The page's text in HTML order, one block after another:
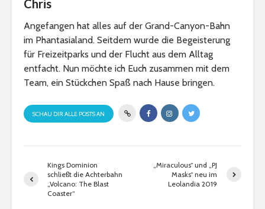
Chris
Angefangen hat alles auf der Grand-Canyon-Bahn
im Phantasialand. Seitdem wurde die Begeisterung
für Freizeitparks und der Flucht aus dem Alltag
entfacht. Nun möchte ich Euch zusammen mit dem
Team, ein Stückchen Spaß nach Hause bringen.
SCHAU DIR ALLE POSTS AN
Kings Dominion
schließt die Achterbahn
„Volcano: The Blast
Coaster“
„Miraculous“ und „PJ
Masks“ neu im
Leolandia 2019